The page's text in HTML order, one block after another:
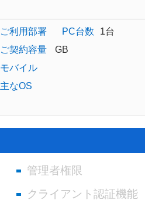
ご利用部署 PC台数
1台
ご契約容量
GB
モバイル
主なOS
管理者権限
クライアント認証機能